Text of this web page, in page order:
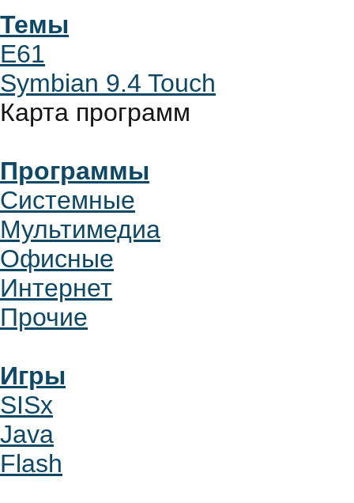
Темы
E61
Symbian 9.4 Touch
Карта программ
Программы
Системные
Мультимедиа
Офисные
Интернет
Прочие
Игры
SISx
Java
Flash